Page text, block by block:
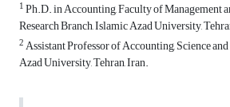
1Ph.D. in Accounting, Faculty of Management
Research Branch, Islamic Azad University,
2Assistant Professor of Accounting, Science
Azad University, Tehran, Iran.